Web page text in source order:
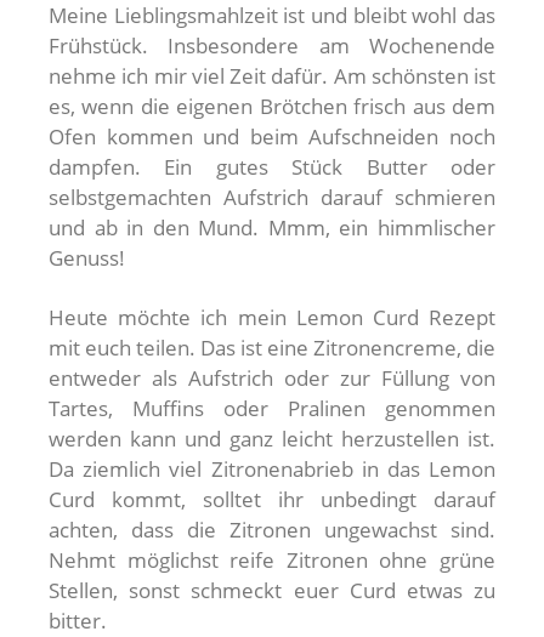
Meine Lieblingsmahlzeit ist und bleibt wohl das
Frühstück. Insbesondere am Wochenende
nehme ich mir viel Zeit dafür. Am schönsten ist
es, wenn die eigenen Brötchen frisch aus dem
Ofen kommen und beim Aufschneiden noch
dampfen. Ein gutes Stück Butter oder
selbstgemachten Aufstrich darauf schmieren
und ab in den Mund. Mmm, ein himmlischer
Genuss!
Heute möchte ich mein Lemon Curd Rezept
mit euch teilen. Das ist eine Zitronencreme, die
entweder als Aufstrich oder zur Füllung von
Tartes, Muffins oder Pralinen genommen
werden kann und ganz leicht herzustellen ist.
Da ziemlich viel Zitronenabrieb in das Lemon
Curd kommt, solltet ihr unbedingt darauf
achten, dass die Zitronen ungewachst sind.
Nehmt möglichst reife Zitronen ohne grüne
Stellen, sonst schmeckt euer Curd etwas zu
bitter.